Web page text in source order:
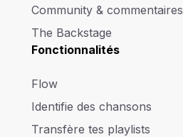
Community & commentaires
The Backstage
Fonctionnalités
Flow
Identifie des chansons
Transfère tes playlists